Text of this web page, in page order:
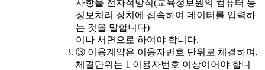
사항을 전자적방식(교육정보원의 컴퓨터 등
정보처리 장치에 접속하여 데이터를 입력하
는 것을 말합니다)
이나 서면으로 하여야 합니다.
③ 이용계약은 이용자번호 단위로 체결하며,
체결단위는 1 이용자번호 이상이어야 합니